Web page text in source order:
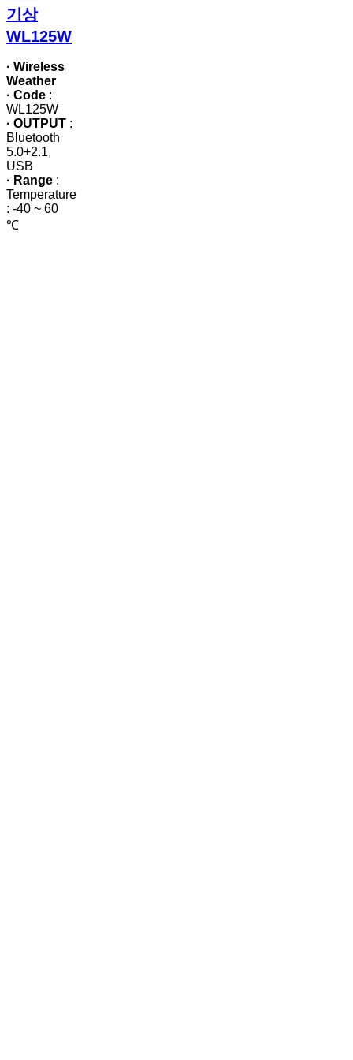
기상
WL125W
기상
WL125W
· Wireless
Weather
· Code :
WL125W
· OUTPUT :
Bluetooth
5.0+2.1,
USB
· Range :
Temperature
: -40 ~ 60
℃